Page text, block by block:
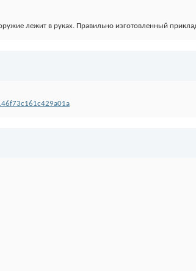
лежит в руках. Правильно изготовленный